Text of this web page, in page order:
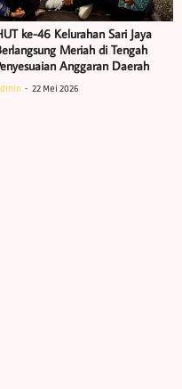
ke-46 Kelurahan Sari Jaya
Meriah di Tengah
Anggaran Daerah
22 Mei 2026